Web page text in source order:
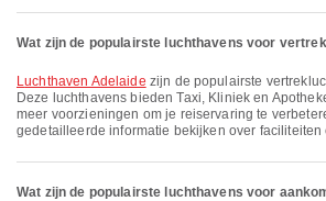
Wat zijn de populairste luchthavens voor
Luchthaven Adelaide zijn de populairste
Deze luchthavens bieden Taxi, Kliniek en
meer voorzieningen om je reiservaring te
gedetailleerde informatie bekijken over
Wat zijn de populairste luchthavens voor